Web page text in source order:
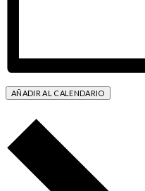
AÑADIR AL CALENDARIO